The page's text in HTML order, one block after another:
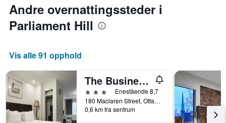
Andre overnattingssteder i
Parliament Hill
Vis alle 91 opphold
The Business Inn
3 stjernerEnestående 8,7
180 Maclaren Street, Ottawa, ON, Canada
0,6 km fra sentrum